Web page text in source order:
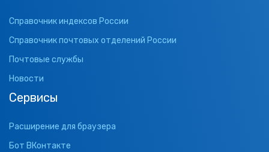
Справочник индексов России
Справочник почтовых отделений России
Почтовые службы
Новости
Сервисы
Расширение для браузера
Бот ВКонтакте